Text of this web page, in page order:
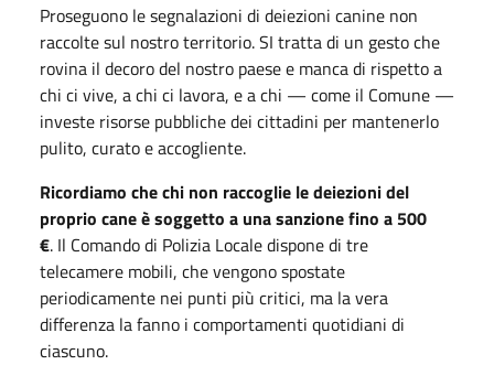
Proseguono le segnalazioni di deiezioni canine non
raccolte sul nostro territorio. SI tratta di un gesto che
rovina il decoro del nostro paese e manca di rispetto a
chi ci vive, a chi ci lavora, e a chi — come il Comune —
investe risorse pubbliche dei cittadini per mantenerlo
pulito, curato e accogliente.
Ricordiamo che chi non raccoglie ledeiezionidel
proprio cane è soggetto a una sanzione fino a 500
€. Il Comando di Polizia Locale dispone di tre
telecamere mobili, che vengono spostate
periodicamente nei punti più critici, ma la vera
differenza la fanno i comportamenti quotidiani di
ciascuno.